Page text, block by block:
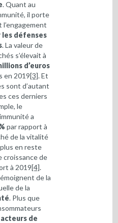
. Quant au
il porte
défenses
. La valeur de
s’élevait à
d’euros
en 2019[3]. Et
sont d’autant
ces derniers
le
a
par rapport à
de la vitalité
en reste
croissance de
à 2019[4].
de la
de la
. Plus que
acteurs de